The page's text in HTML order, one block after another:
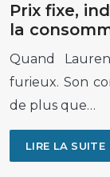
Prix fixe,
la
Quand
furieux. Son
de plus que…
LIRE LA SUITE